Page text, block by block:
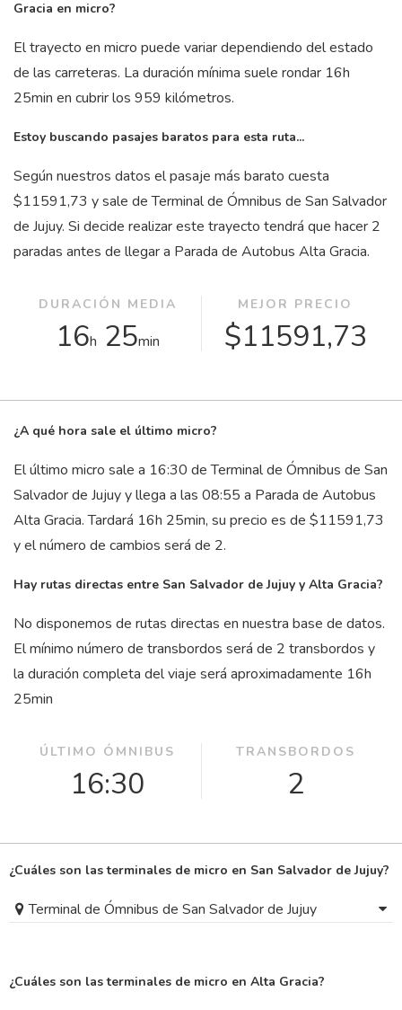
Gracia en micro?
El trayecto en micro puede variar dependiendo del estado
de las carreteras. La duración mínima suele rondar 16h
25min en cubrir los 959 kilómetros.
Estoy buscando pasajes baratos para esta ruta...
Según nuestros datos el pasaje más barato cuesta
$11591,73 y sale de Terminal de Ómnibus de San Salvador
de Jujuy. Si decide realizar este trayecto tendrá que hacer 2
paradas antes de llegar a Parada de Autobus Alta Gracia.
DURACIÓN MEDIA
16h 25min
MEJOR PRECIO
$11591,73
¿A qué hora sale el último micro?
El último micro sale a 16:30 de Terminal de Ómnibus de San
Salvador de Jujuy y llega a las 08:55 a Parada de Autobus
Alta Gracia. Tardará 16h 25min, su precio es de $11591,73
y el número de cambios será de 2.
Hay rutas directas entre San Salvador de Jujuy y Alta Gracia?
No disponemos de rutas directas en nuestra base de datos.
El mínimo número de transbordos será de 2 transbordos y
la duración completa del viaje será aproximadamente 16h
25min
ÚLTIMO ÓMNIBUS
16:30
TRANSBORDOS
2
¿Cuáles son las terminales de micro en San Salvador de Jujuy?
Terminal de Ómnibus de San Salvador de Jujuy
¿Cuáles son las terminales de micro en Alta Gracia?